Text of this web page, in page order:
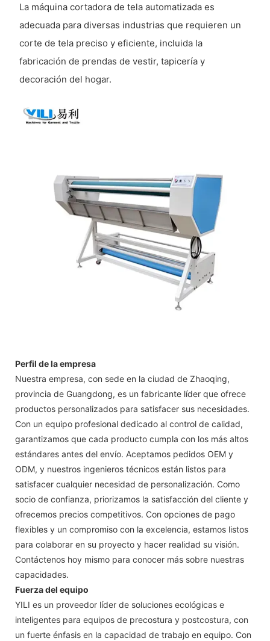
La máquina cortadora de tela automatizada es
adecuada para diversas industrias que requieren un
corte de tela preciso y eficiente, incluida la
fabricación de prendas de vestir, tapicería y
decoración del hogar.
Perfil de la empresa
Nuestra empresa, con sede en la ciudad de Zhaoqing,
provincia de Guangdong, es un fabricante líder que ofrece
productos personalizados para satisfacer sus necesidades.
Con un equipo profesional dedicado al control de calidad,
garantizamos que cada producto cumpla con los más altos
estándares antes del envío. Aceptamos pedidos OEM y
ODM, y nuestros ingenieros técnicos están listos para
satisfacer cualquier necesidad de personalización. Como
socio de confianza, priorizamos la satisfacción del cliente y
ofrecemos precios competitivos. Con opciones de pago
flexibles y un compromiso con la excelencia, estamos listos
para colaborar en su proyecto y hacer realidad su visión.
Contáctenos hoy mismo para conocer más sobre nuestras
capacidades.
Fuerza del equipo
YILI es un proveedor líder de soluciones ecológicas e
inteligentes para equipos de precostura y postcostura, con
un fuerte énfasis en la capacidad de trabajo en equipo. Con